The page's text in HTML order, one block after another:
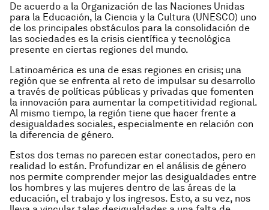
De acuerdo a la Organización de las Naciones Unidas
para la Educación, la Ciencia y la Cultura (UNESCO) uno
de los principales obstáculos para la consolidación de
las sociedades es la crisis científica y tecnológica
presente en ciertas regiones del mundo.
Latinoamérica es una de esas regiones en crisis; una
región que se enfrenta al reto de impulsar su desarrollo
a través de políticas públicas y privadas que fomenten
la innovación para aumentar la competitividad regional.
Al mismo tiempo, la región tiene que hacer frente a
desigualdades sociales, especialmente en relación con
la diferencia de género.
Estos dos temas no parecen estar conectados, pero en
realidad lo están. Profundizar en el análisis de género
nos permite comprender mejor las desigualdades entre
los hombres y las mujeres dentro de las áreas de la
educación, el trabajo y los ingresos. Esto, a su vez, nos